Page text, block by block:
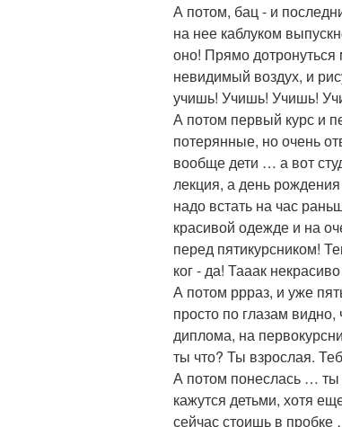
А потом, бац - и
на нее каблуком
оно! Прямо
невидимый воздух, и
учишь! Учишь! Учишь!
А потом первый курс и
потерянные, но очень
вообще дети … а вот
лекция, а день
надо встать на час
красивой одежде и на
перед пятикурсником!
ког - да! Тааак
А потом ррраз, и уже
просто по глазам
диплома, на
ты что? Ты взрослая.
А потом понеслась … ты
кажутся детьми, хотя
сейчас стоишь в